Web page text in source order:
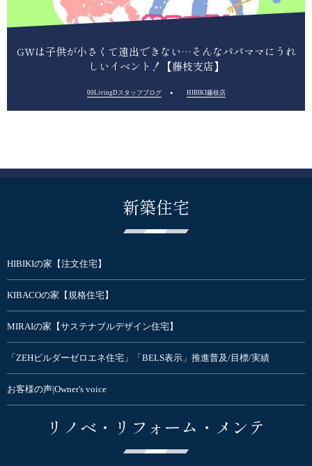
GWは子供が小さくて遠出できない…そんなパパママにうれ
しいイベント！【藤枝支店】
00LivingDスタッフブログ HIBIKI藤枝店
新築住宅
HIBIKIの家【注文住宅】
KIBACOの家【規格住宅】
MIRAIの家【サステナブルデザイン住宅】
「ZEHビルダーゼロエネ住宅」「BELS表示」推進普及/目標/実績
お客様の声|Owner's voice
リノベ・リフォーム・メンテ